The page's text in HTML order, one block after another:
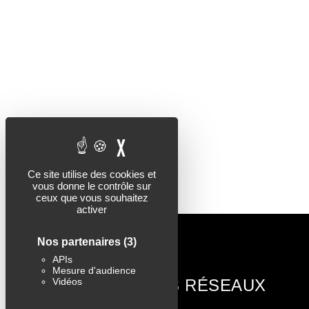
Ce site utilise des cookies et
vous donne le contrôle sur
ceux que vous souhaitez
activer
Nos partenaires (3)
APIs
Mesure d'audience
Vidéos
X
PARTAGEZ SUR LES RÉSEAUX